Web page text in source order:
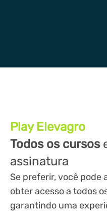
Play Elevagro
Todos os cursos
assinatura
Se preferir, você pode
obter acesso a todos
garantindo uma